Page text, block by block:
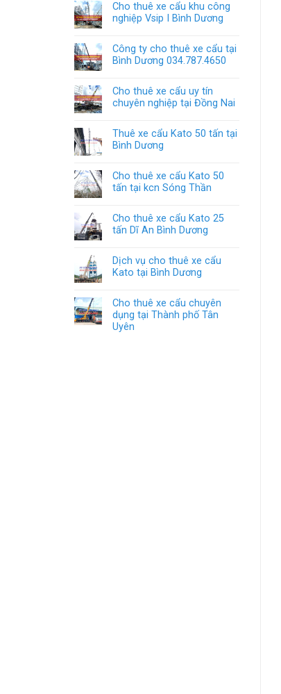
Cho thuê xe cẩu khu công
nghiệp Vsip I Bình Dương
Công ty cho thuê xe cẩu tại
Bình Dương 034.787.4650
Cho thuê xe cẩu uy tín
chuyên nghiệp tại Đồng Nai
Thuê xe cẩu Kato 50 tấn tại
Bình Dương
Cho thuê xe cẩu Kato 50
tấn tại kcn Sóng Thần
Cho thuê xe cẩu Kato 25
tấn Dĩ An Bình Dương
Dịch vụ cho thuê xe cẩu
Kato tại Bình Dương
Cho thuê xe cẩu chuyên
dụng tại Thành phố Tân
Uyên